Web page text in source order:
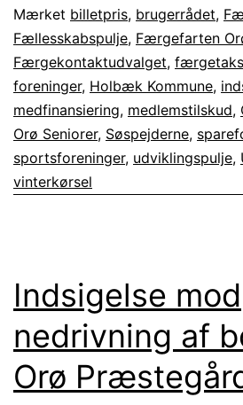
spareplaner
2023-
27
Mærket billetpris, brugerrådet,
Fællesskabspulje, Færgefarten
Færgekontaktudvalget,
foreninger, Holbæk Kommune,
medfinansiering, medlemstilskud,
Orø Seniorer, Søspejderne,
sportsforeninger, udviklingspulje,
vinterkørsel
Indsigelse mod
nedrivning af
Orø